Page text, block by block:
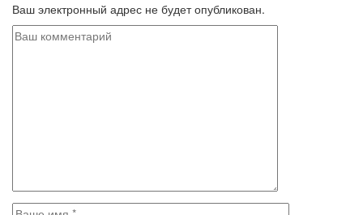
Ваш электронный адрес не будет опубликован.